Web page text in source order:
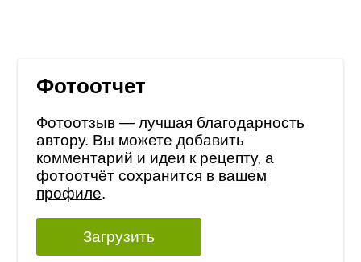
Фотоотчет
Фотоотзыв — лучшая благодарность
автору. Вы можете добавить
комментарий и идеи к рецепту, а
фотоотчёт сохранится в вашем
профиле.
Загрузить